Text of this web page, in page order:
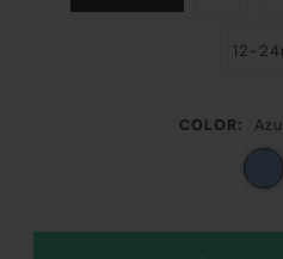
12-
COLOR: